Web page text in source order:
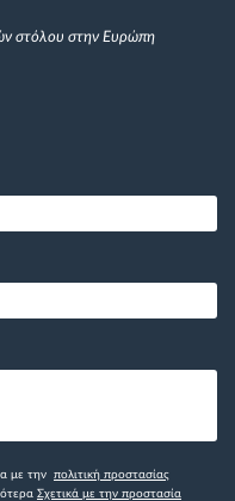
στόλου στην Ευρώπη
με την πολιτική προστασίας
Σχετικά με την προστασία